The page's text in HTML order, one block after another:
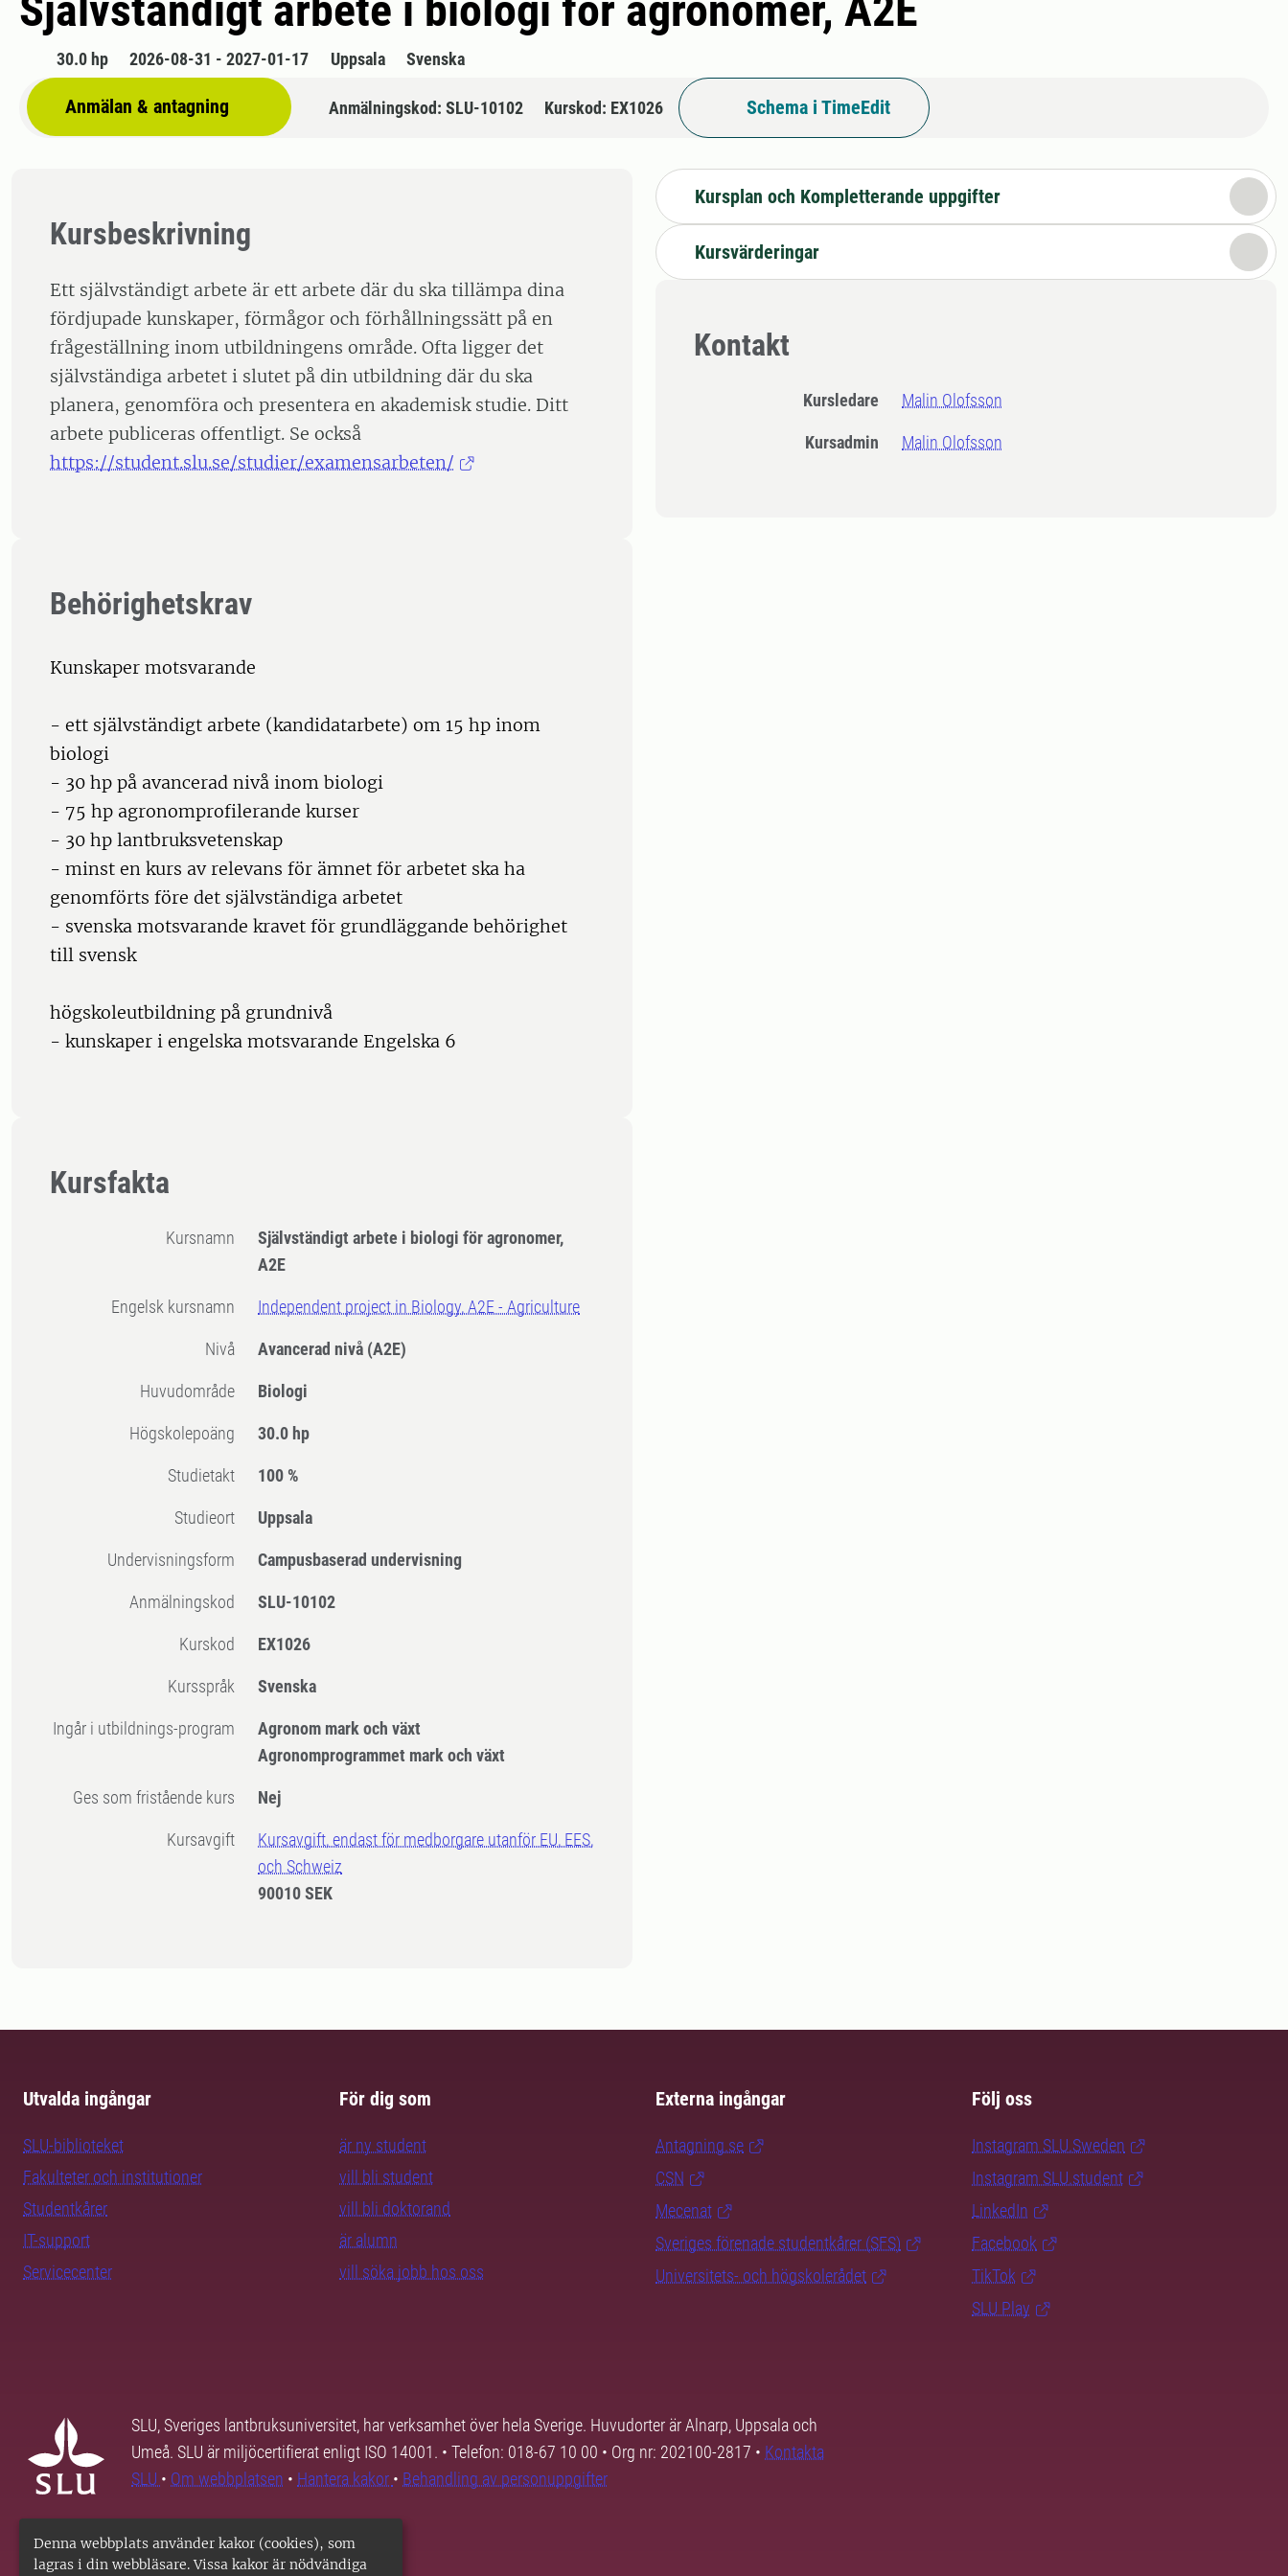
Denna webbplats använder kakor (cookies), som
lagras i din webbläsare. Vissa kakor är nödvändiga
30.0 hp 2026-08-31 - 2027-01-17 Uppsala Svenska
Anmälan & antagning Anmälningskod: SLU-10102 Kurskod: EX1026 Schema i TimeEdit
Kursbeskrivning
Ett självständigt arbete är ett arbete där du ska tillämpa dina
fördjupade kunskaper, förmågor och förhållningssätt på en
frågeställning inom utbildningens område. Ofta ligger det
självständiga arbetet i slutet på din utbildning där du ska
planera, genomföra och presentera en akademisk studie. Ditt
arbete publiceras offentligt. Se också
https://student.slu.se/studier/examensarbeten/
Behörighetskrav
Kunskaper motsvarande
- ett självständigt arbete (kandidatarbete) om 15 hp inom
biologi
- 30 hp på avancerad nivå inom biologi
- 75 hp agronomprofilerande kurser
- 30 hp lantbruksvetenskap
- minst en kurs av relevans för ämnet för arbetet ska ha
genomförts före det självständiga arbetet
- svenska motsvarande kravet för grundläggande behörighet
till svensk
högskoleutbildning på grundnivå
- kunskaper i engelska motsvarande Engelska 6
Kursfakta
Kursnamn
Självständigt arbete i biologi för agronomer,
A2E
Engelsk kursnamn Independent project in Biology, A2E - Agriculture
Nivå Avancerad nivå (A2E)
Huvudområde Biologi
högskolepoäng 30.0 hp
Studietakt 100 %
Studieort Uppsala
Undervisningsform Campusbaserad undervisning
Anmälningskod SLU-10102
Kurskod EX1026
Kursspråk Svenska
Ingår i utbildnings-program
Agronom mark och växt
Agronomprogrammet mark och växt
Ges som fristående kurs Nej
Kursavgift
Kursavgift, endast för medborgare utanför EU, EES,
och Schweiz
90010 SEK
Kursplan och Kompletterande uppgifter
Kursvärderingar
Kontakt
Kursledare Malin Olofsson
Kursadmin Malin Olofsson
Utvalda ingångar
SLU-biblioteket
Fakulteter och institutioner
Studentkårer
IT-support
Servicecenter
För dig som
är ny student
vill bli student
vill bli doktorand
är alumn
vill söka jobb hos oss
Externa ingångar
Antagning.se
CSN
Mecenat
Sveriges förenade studentkårer (SFS)
Universitets- och högskolerådet
Följ oss
Instagram SLU.Sweden
Instagram SLU.student
LinkedIn
Facebook
TikTok
SLU Play
SLU, Sveriges lantbruksuniversitet, har verksamhet över hela Sverige. Huvudorter är Alnarp, Uppsala och
Umeå. SLU är miljöcertifierat enligt ISO 14001. • Telefon: 018-67 10 00 • Org nr: 202100-2817 • Kontakta
SLU • Om webbplatsen • Hantera kakor • Behandling av personuppgifter